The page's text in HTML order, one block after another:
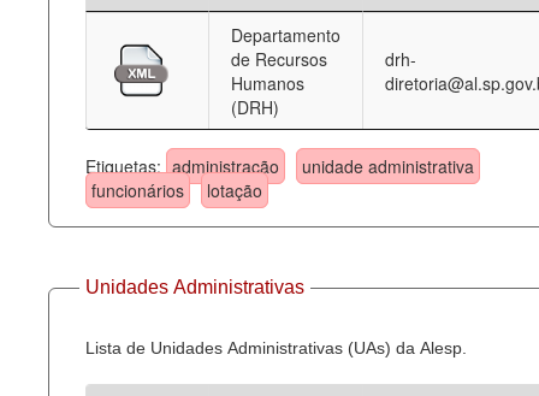
Departamento
de Recursos
Humanos
(DRH)
drh-
Etiquetas: administração
unidade administrativa
funcionários
lotação
Unidades Administrativas
Lista de Unidades Administrativas (UAs) da Alesp.